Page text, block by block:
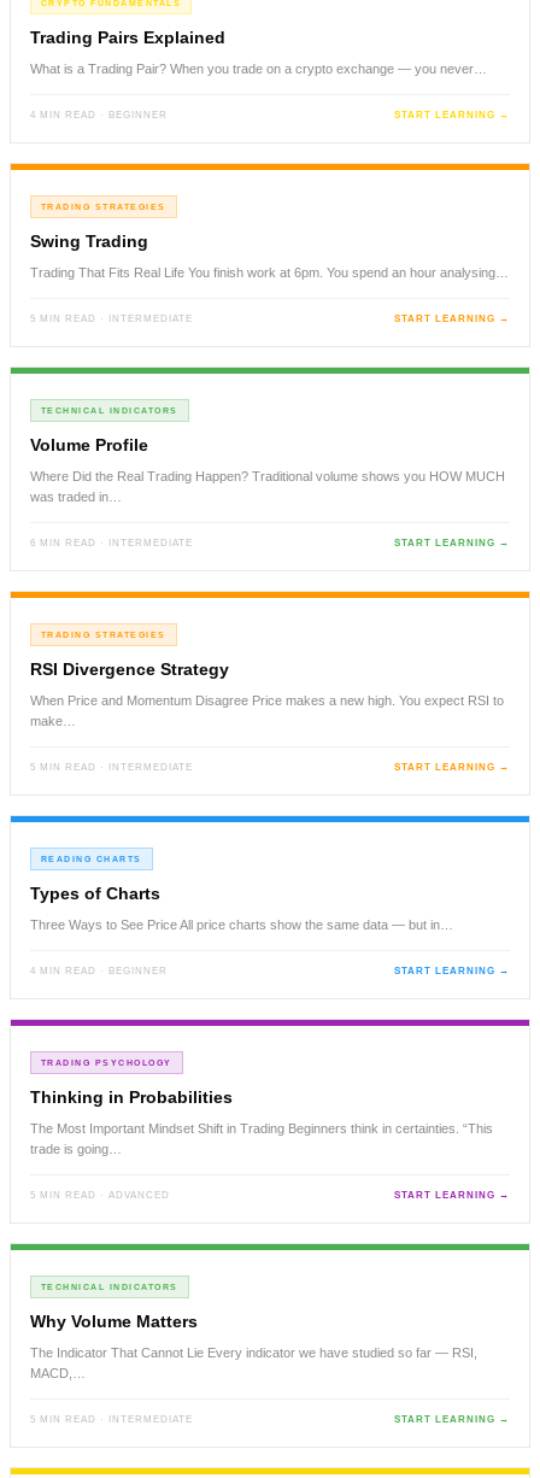
CRYPTO FUNDAMENTALS
Trading Pairs Explained
What is a Trading Pair? When you trade on a crypto exchange — you never…
4 MIN READ · BEGINNER START LEARNING →
TRADING STRATEGIES
Swing Trading
Trading That Fits Real Life You finish work at 6pm. You spend an hour analysing…
5 MIN READ · INTERMEDIATE START LEARNING →
TECHNICAL INDICATORS
Volume Profile
Where Did the Real Trading Happen? Traditional volume shows you HOW MUCH
was traded in…
6 MIN READ · INTERMEDIATE START LEARNING →
TRADING STRATEGIES
RSI Divergence Strategy
When Price and Momentum Disagree Price makes a new high. You expect RSI to
make…
5 MIN READ · INTERMEDIATE START LEARNING →
READING CHARTS
Types of Charts
Three Ways to See Price All price charts show the same data — but in…
4 MIN READ · BEGINNER START LEARNING →
TRADING PSYCHOLOGY
Thinking in Probabilities
The Most Important Mindset Shift in Trading Beginners think in certainties. “This
trade is going…
5 MIN READ · ADVANCED START LEARNING →
TECHNICAL INDICATORS
Why Volume Matters
The Indicator That Cannot Lie Every indicator we have studied so far — RSI,
MACD,…
5 MIN READ · INTERMEDIATE START LEARNING →